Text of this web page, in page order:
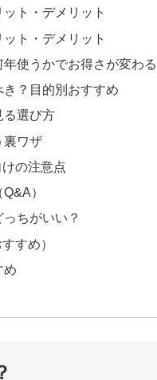
ト・デメリット
ト・デメリット
使うかでお得さが変わる
？目的別おすすめ
る選び方
ワザ
の注意点
）
ちがいい？
すめ）
め